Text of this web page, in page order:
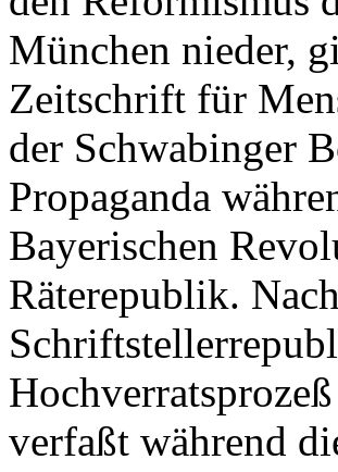
München nieder,
Zeitschrift für
der Schwabinger
Propaganda
Bayerischen
Räterepublik.
verfaßt während